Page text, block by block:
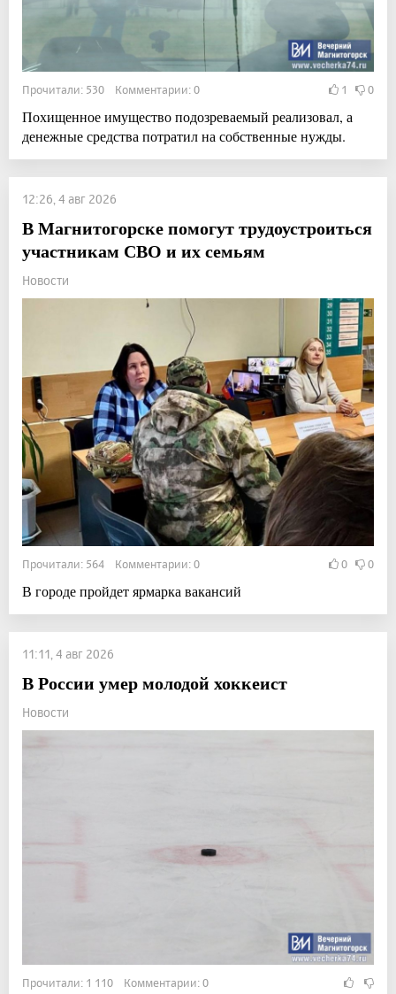
Прочитали: 530 Комментарии: 0 1 0
Похищенное имущество подозреваемый реализовал, а
денежные средства потратил на собственные нужды.
12:26, 4 авг 2026
В Магнитогорске помогут трудоустроиться
участникам СВО и их семьям
Новости
Прочитали: 564 Комментарии: 0 0 0
В городе пройдет ярмарка вакансий
11:11, 4 авг 2026
В России умер молодой хоккеист
Новости
Прочитали: 1 110 Комментарии: 0